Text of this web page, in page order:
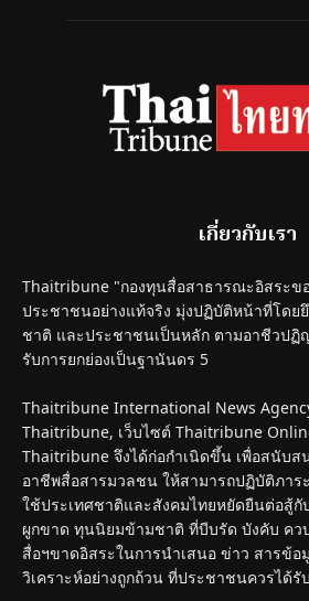
เกี่ยวกับเรา
Thaitribune "กองทุนสื่อสาธารณะอิสระข
ประชาชนอย่างแท้จริง มุ่งปฏิบัติหน้าที่โดย
ชาติ และประชาชนเป็นหลัก ตามอาชีวป
รับการยกย่องเป็นฐานันดร 5
Thaitribune International News
Thaitribune, เว็บไซต์ Thaitribune
Thaitribune จึงได้ก่อกำเนิดขึ้น เพื่อสนับส
อาชีพสื่อสารมวลชน ให้สามารถปฏิบัติภาร
ใช้ประเทศชาติและสังคมไทยหยัดยืนต่อสู้
ผูกขาด ทุนนิยมข้ามชาติ ที่บีบรัด บังคับ คว
สื่อฯขาดอิสระในการนำเสนอ ข่าว สารข้อ
วิเคราะห์อย่างถูกถ้วน ที่ประชาชนควรได้รั